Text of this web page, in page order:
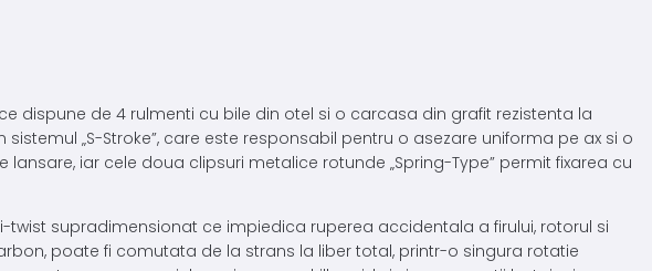
dispune de 4 rulmenti cu bile din otel si o carcasa din grafit rezistenta la
„S-Stroke”, care este responsabil pentru o asezare uniforma pe ax si o
iar cele doua clipsuri metalice rotunde „Spring-Type” permit fixarea cu
supradimensionat ce impiedica ruperea accidentala a firului, rotorul si
poate fi comutata de la strans la liber total, printr-o singura rotatie